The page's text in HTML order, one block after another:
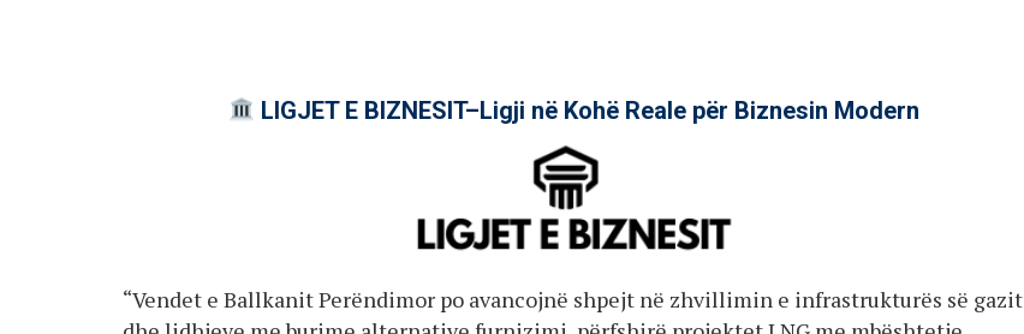
LIGJET E BIZNESIT–Ligji në Kohë Reale për Biznesin Modern
“Vendet e Ballkanit Perëndimor po avancojnë shpejt në zhvillimin e infrastrukturës së gazit